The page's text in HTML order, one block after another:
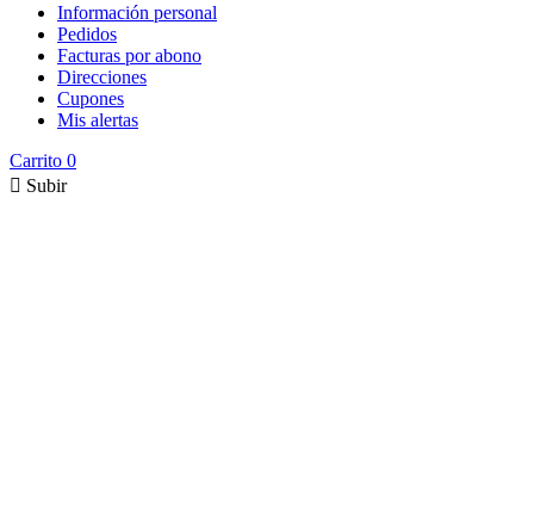
Información personal
Pedidos
Facturas por abono
Direcciones
Cupones
Mis alertas
Carrito 0
 Subir